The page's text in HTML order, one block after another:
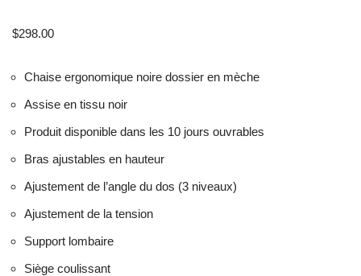
$298.00
Chaise ergonomique noire dossier en mèche
Assise en tissu noir
Produit disponible dans les 10 jours ouvrables
Bras ajustables en hauteur
Ajustement de l’angle du dos (3 niveaux)
Ajustement de la tension
Support lombaire
Siège coulissant